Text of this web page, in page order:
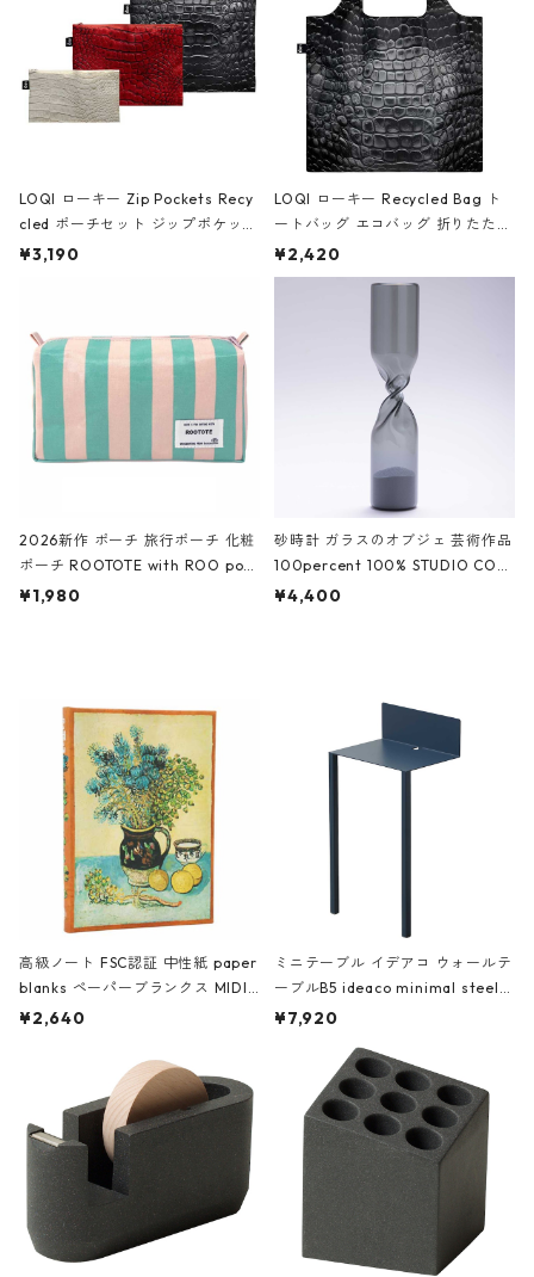
LOQI ローキー Zip Pockets Recy
cled ポーチセット ジップポケット
ファスナーポーチ 撥水加工 トラベ
ーガンディー、オフホワイト
¥3,190
LOQI ローキー Recycled Bag ト
ートバッグ エコバッグ 折りたたみ
大きめ 撥水加工 収納ポーチ CRO
CODILE/Black クロコダイル/ブラ
¥2,420
2026新作 ポーチ 旅行ポーチ 化粧
ポーチ ROOTOTE with ROO pou
ch 3532 ルートート WR.ポーチ.ラ
¥1,980
砂時計 ガラスのオブジェ 芸術作品
100percent 100% STUDIO COH
AKU Timeless 100パーセント ス
¥4,400
高級ノート FSC認証 中性紙 paper
blanks ペーパーブランクス MIDI
ハードカバー 罫線 ヴァン・ゴッホ
¥2,640
ミニテーブル イデアコ ウォールテ
ーブルB5 ideaco minimal steel f
urniture WALL Table B5 ネイビー
¥7,920